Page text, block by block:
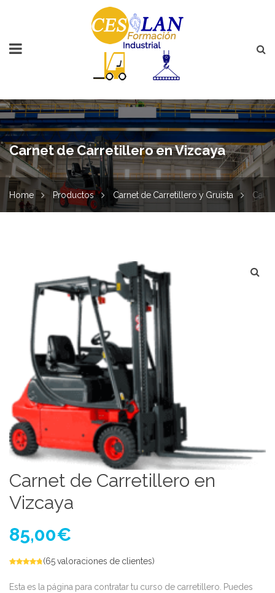
Carnet de Carretillero en Vizcaya
Home Productos Carnet de Carretillero y Gruista
Carnet de Carretillero en
Vizcaya
85,00€
(65valoraciones de clientes)
Esta es la página para contratar tu curso de carretillero. Puedes